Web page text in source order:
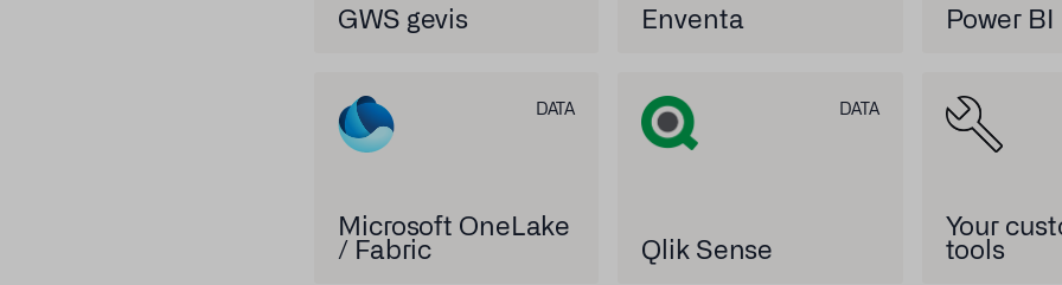
GWS gevis Enventa Power BI
DATA
Microsoft OneLake
/ Fabric
DATA
Qlik Sense
Your
tools